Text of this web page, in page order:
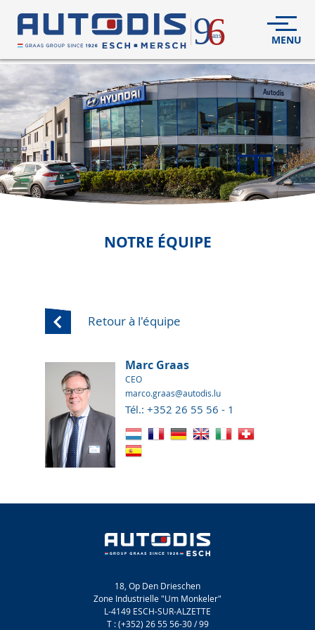
VÉHICULESNEUFS
VÉHICULES D'OCCASION
DÉCOUVREZNOUS
NOTRE ÉQUIPE
Retour à l'équipe
Marc Graas
CEO
marco.graas@autodis.lu
Tél.: +352 26 55 56 - 1
18, Op Den Drieschen
Zone Industrielle "Um Monkeler"
L-4149 ESCH-SUR-ALZETTE
T : (+352) 26 55 56-30 / 99